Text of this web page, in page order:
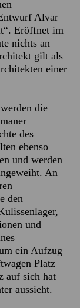
Alvar
Eröffnet im
nichts an
gilt als
einer
die
des
ebenso
und werden
An
den
und
ein Aufzug
Platz
auf sich hat
aussieht.